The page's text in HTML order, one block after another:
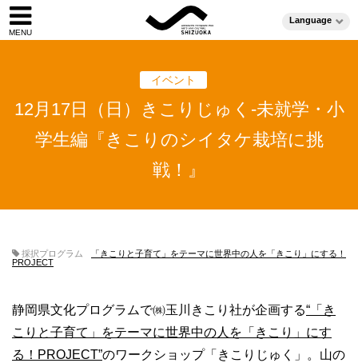
Language
イベント
12月17日（日）きこりじゅく-未就学・小
学生編『きこりのシイタケ栽培に挑
戦！』
採択プログラム
「きこりと子育て」をテーマに世界中の人を「きこり」にする！
PROJECT
静岡県文化プログラムで㈱玉川きこり社が企画する“「き
こりと子育て」をテーマに世界中の人を「きこり」にす
る！PROJECT”のワークショップ「きこりじゅく」。山の